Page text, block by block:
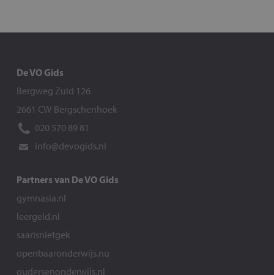
De VO Gids
Bergweg Zuid 126
2661 CW Bergschenhoek
020 570 89 81
info@devogids.nl
Partners van De VO Gids
gymnasia.nl
leergeld.nl
saarisnietgek
openbaaronderwijs.nu
oudersenonderwijs.nl